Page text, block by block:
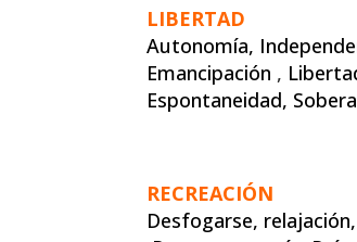
LIBERTAD
Autonomía,
Emancipación ,
Espontaneidad,
RECREACIÓN
Desfogarse,